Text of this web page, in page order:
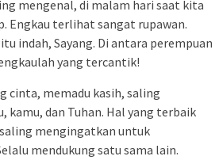
mengenal, di malam hari saat kita
Engkau terlihat sangat rupawan.
indah, Sayang. Di antara perempuan
yang tercantik!
cinta, memadu kasih, saling
kamu, dan Tuhan. Hal yang terbaik
mengingatkan untuk
mendukung satu sama lain.